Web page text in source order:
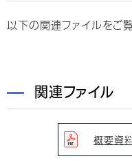
以下の関連ファイルをご覧
関連ファイル
概要資